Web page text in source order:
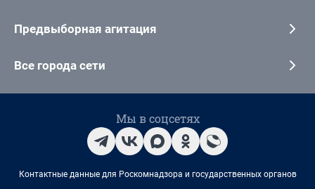
Предвыборная агитация
Все города сети
Мы в соцсетях
Контактные данные для Роскомнадзора и государственных органов